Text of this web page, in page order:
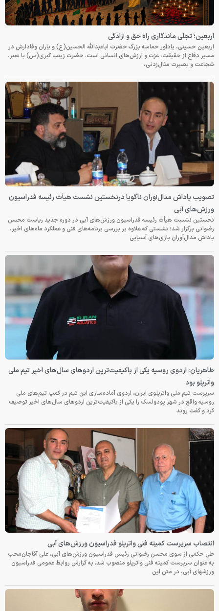
اربعین؛ تجلی ماندگاری راه حق و آزادگی
اربعین حسینی، یادآور حماسه بزرگ حضرت اباعبدالله الحسین(ع) و یاران وفادارش در
مسیر دفاع از حقیقت، عزت و ارزش‌های انسانی است. حضرت زینب کبری(س) با صبر،
شجاعت و بصیرت مثال‌زدنی،
تصویب پاداش مدال‌آوران ناگویا درنخستین نشست هیأت رئیسه فدراسیون
ورزش‌های آبی
نخستین نشست هیأت رئیسه فدراسیون ورزش‌های آبی در دوره جدید ریاست محسن
رضوانی برگزار شد؛ نشستی که علاوه بر بررسی برنامه‌های فنی و عملکرد ماه‌های اخیر،
پاداش مدال‌آوران بازی‌های آسیایی
طاهریان: اردوی روسیه یکی از باکیفیت‌ترین اردوهای سال‌های اخیر تیم ملی
واترپلو بود
سرپرست تیم ملی واترپلوی ایران، اردوی آماده‌سازی این تیم در کمپ تیم‌های ملی
روسیه واقع در شهر پودولسک را یکی از باکیفیت‌ترین اردوهای سال‌های اخیر توصیف
کرد و گفت روند
انتصاب سرپرست کمیته فنی واترپلو فدراسیون ورزش‌های آبی
طی حکمی از سوی محسن رضوانی رئیس فدراسیون ورزش‌های آبی، علی آقاجان‌محب
به عنوان سرپرست کمیته فنی واترپلو منصوب شد. به گزارش روابط عمومی فدراسیون
ورزشهای آبی، در متن این